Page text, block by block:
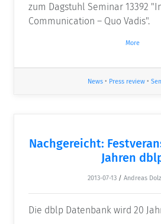
zum Dagstuhl Seminar 13392
Communication – Quo Vadis".
More
News • Press review •
Nachgereicht:
Jahren
2013-07-13 / Andreas
Die dblp Datenbank wird 20